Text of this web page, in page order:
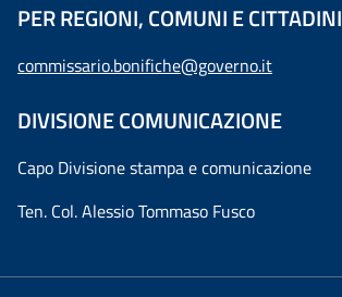
PER REGIONI, COMUNI E CITTADINI
commissario.bonifiche@governo.it
DIVISIONE COMUNICAZIONE
Capo Divisione stampa e comunicazione
Ten. Col. Alessio Tommaso Fusco